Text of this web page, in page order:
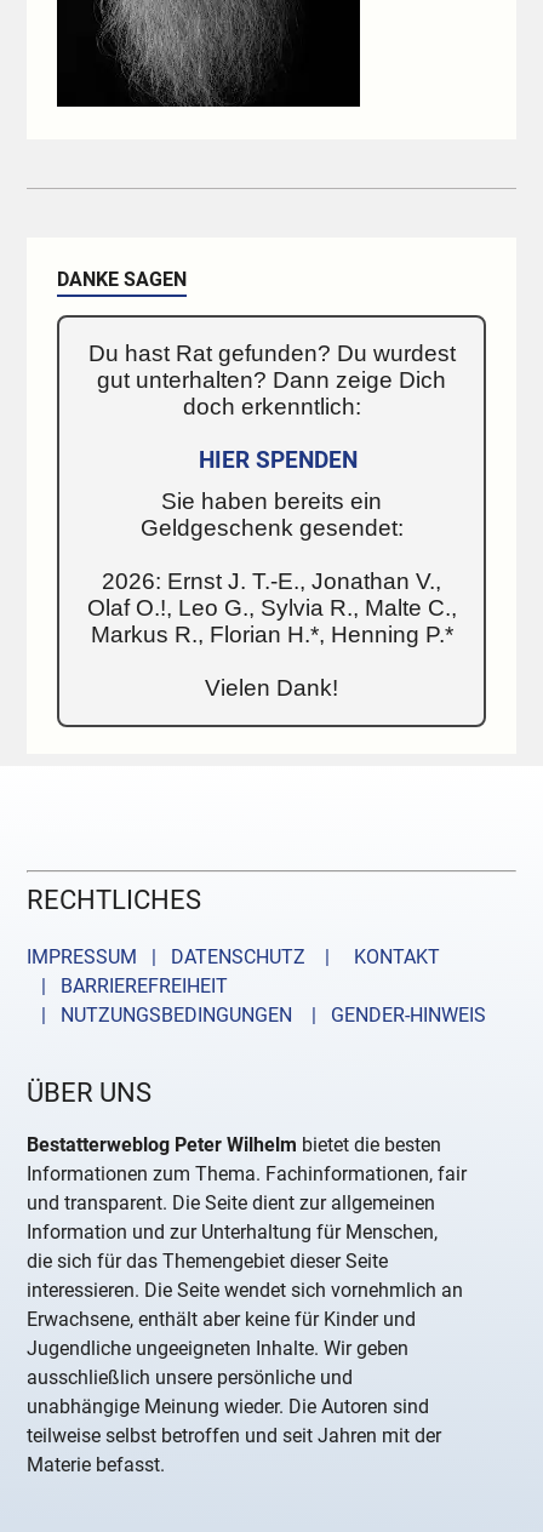
DANKE SAGEN
Du hast Rat gefunden? Du wurdest
gut unterhalten? Dann zeige Dich
doch erkenntlich:
HIER SPENDEN
Sie haben bereits ein
Geldgeschenk gesendet:
2026: Ernst J. T.-E., Jonathan V.,
Olaf O.!, Leo G., Sylvia R., Malte C.,
Markus R., Florian H.*, Henning P.*
Vielen Dank!
RECHTLICHES
IMPRESSUM | DATENSCHUTZ |
KONTAKT
| BARRIEREFREIHEIT
| NUTZUNGSBEDINGUNGEN
| GENDER-HINWEIS
ÜBER UNS
Bestatterweblog Peter Wilhelm bietet die besten
Informationen zum Thema. Fachinformationen, fair
und transparent. Die Seite dient zur allgemeinen
Information und zur Unterhaltung für Menschen,
die sich für das Themengebiet dieser Seite
interessieren. Die Seite wendet sich vornehmlich an
Erwachsene, enthält aber keine für Kinder und
Jugendliche ungeeigneten Inhalte. Wir geben
ausschließlich unsere persönliche und
unabhängige Meinung wieder. Die Autoren sind
teilweise selbst betroffen und seit Jahren mit der
Materie befasst.